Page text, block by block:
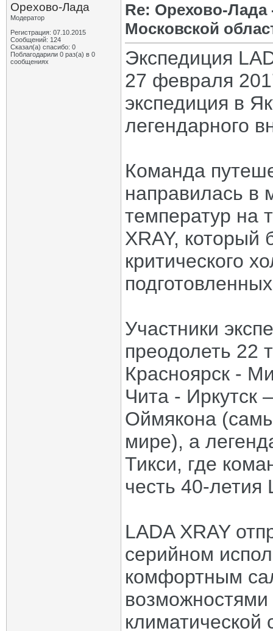
Орехово-Лада
Модератор
Регистрация: 07.10.2015
Сообщений: 124
Сказал(а) спасибо: 0
Поблагодарили 0 раз(а) в 0
сообщениях
Re: Орехово-
Московской
Экспедиция
27 февраля
экспедиция в
легендарного
Команда
направилась в
температур на
XRAY, который
критического
Участники
преодолеть 22
Красноярск -
Чита - Иркутск
Оймякона
мире), а
Тикси, где
честь 40-летия
LADA XRAY
серийном
комфортным